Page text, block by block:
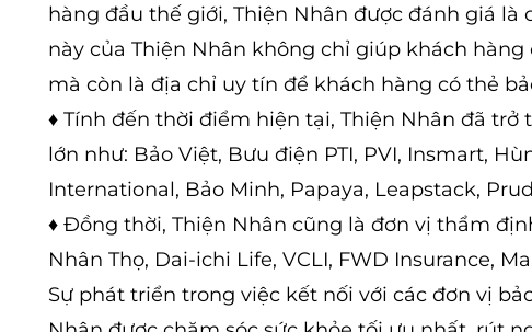
hàng đầu thế giới, Thiện Nhân được đánh giá
này của Thiện Nhân không chỉ giúp khách
mà còn là địa chỉ uy tín để khách hàng có thẻ
♦ Tính đến thời điểm hiện tại, Thiện Nhân đã
lớn như: Bảo Việt, Bưu điện PTI, PVI, Insmart,
International, Bảo Minh, Papaya, Leapstack,
♦ Đồng thời, Thiện Nhân cũng là đơn vị thẩm
Nhân Thọ, Dai-ichi Life, VCLI, FWD Insurance,
Sự phát triển trong việc kết nối với các đơn vị